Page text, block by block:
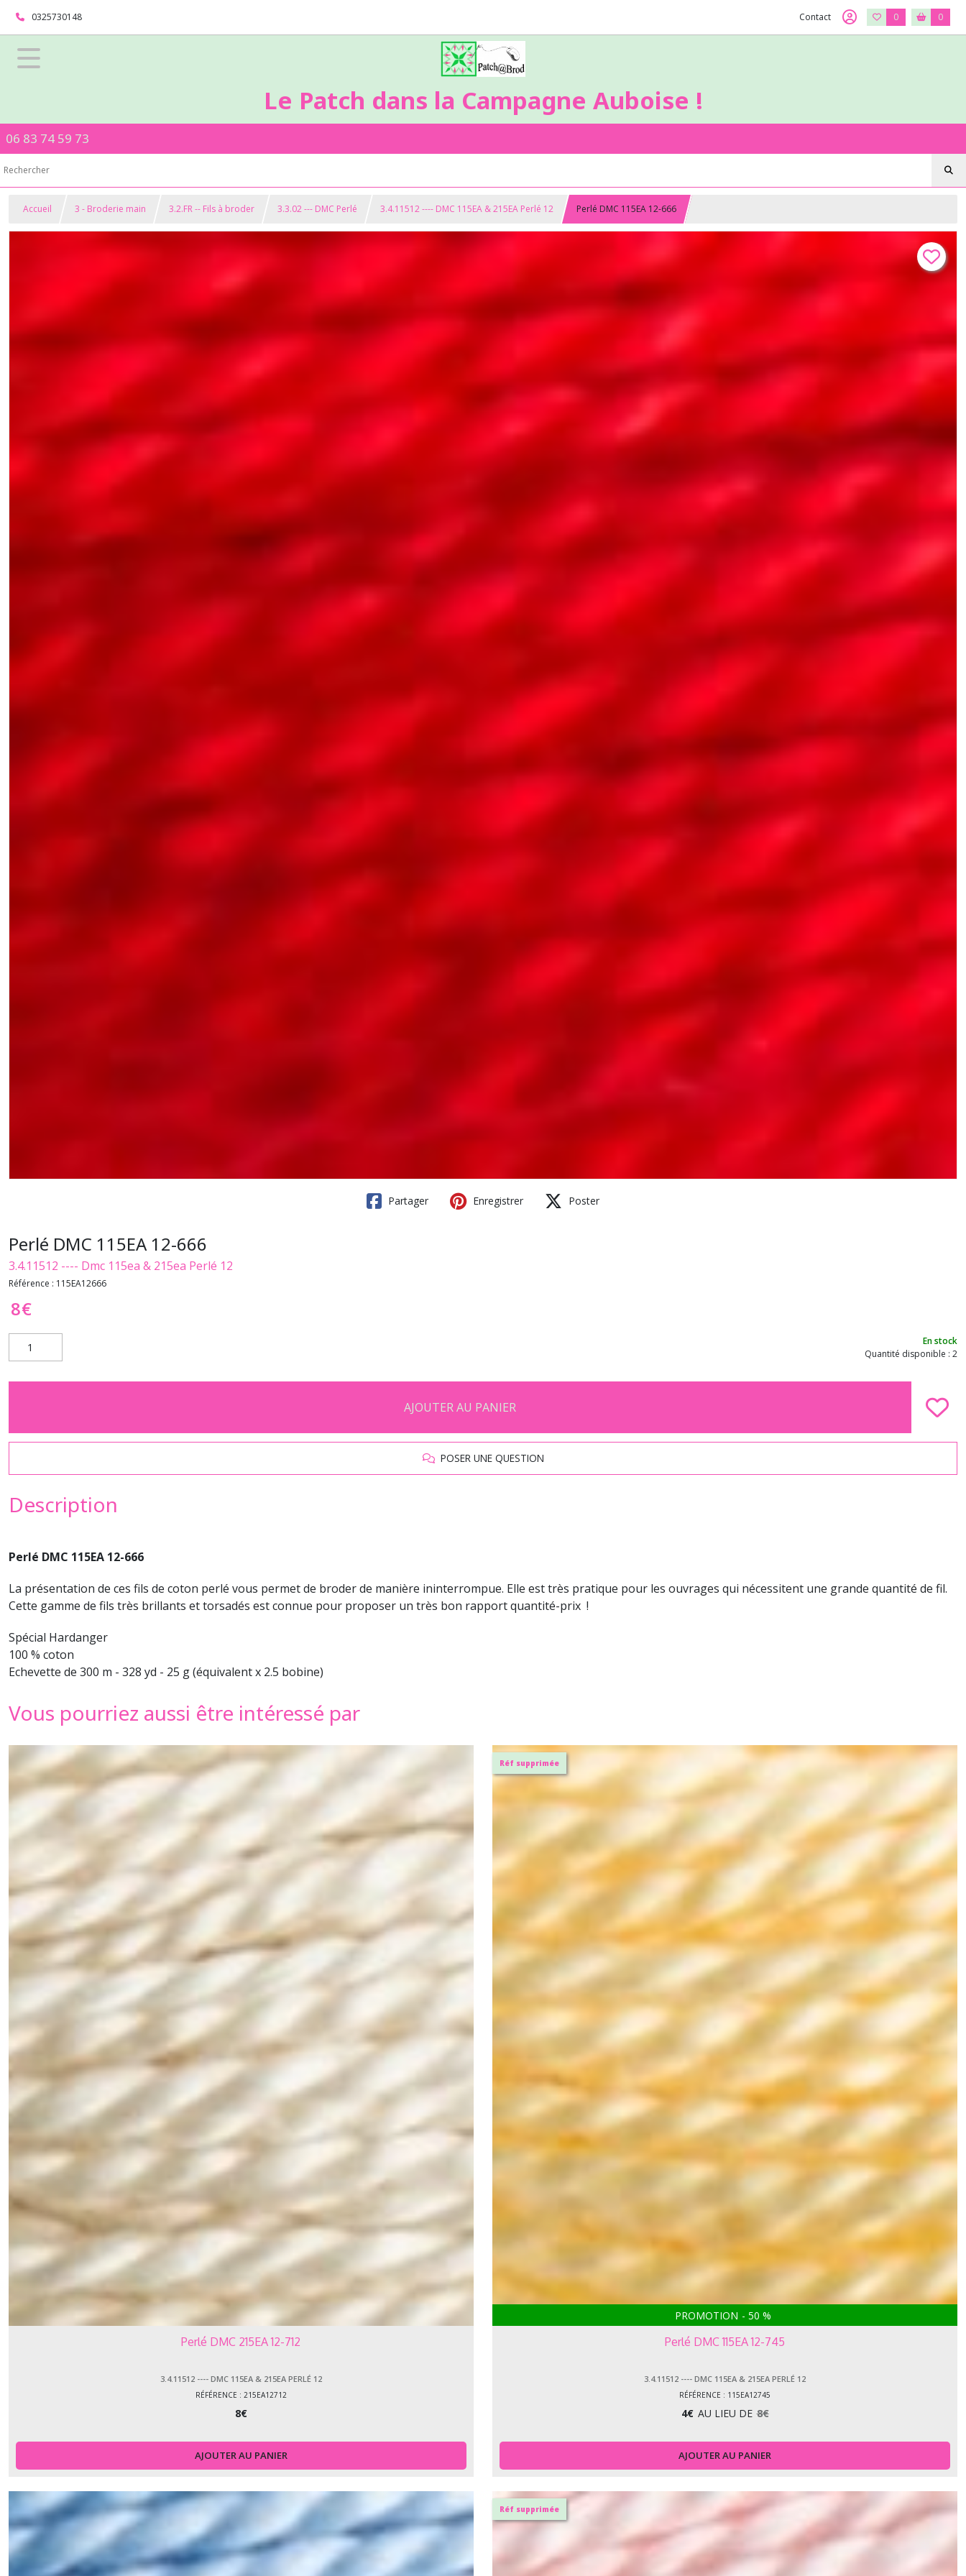
0325730148 Contact 0 0
Le Patch dans la Campagne Auboise !
06 83 74 59 73
Accueil 3 - Broderie main 3.2.FR -- Fils à broder 3.3.02 --- DMC Perlé 3.4.11512 ---- DMC 115EA & 215EA Perlé 12 Perlé DMC 115EA 12-666
Partager Enregistrer Poster
Perlé DMC 115EA 12-666
3.4.11512 ---- Dmc 115ea & 215ea Perlé 12
Référence : 115EA12666
8€
En stock
Quantité disponible : 2
AJOUTER AU PANIER
POSER UNE QUESTION
Description
Perlé DMC 115EA 12-666
La présentation de ces fils de coton perlé vous permet de broder de manière ininterrompue. Elle est très pratique pour les ouvrages qui nécessitent une grande quantité de fil.
Cette gamme de fils très brillants et torsadés est connue pour proposer un très bon rapport quantité-prix !
Spécial Hardanger
100 % coton
Echevette de 300 m - 328 yd - 25 g (équivalent x 2.5 bobine)
Vous pourriez aussi être intéressé par
Perlé DMC 215EA 12-712
3.4.11512 ---- DMC 115EA & 215EA PERLÉ 12
RÉFÉRENCE : 215EA12712
8€
AJOUTER AU PANIER
Réf supprimée
PROMOTION - 50 %
Perlé DMC 115EA 12-745
3.4.11512 ---- DMC 115EA & 215EA PERLÉ 12
RÉFÉRENCE : 115EA12745
4€ AU LIEU DE 8€
AJOUTER AU PANIER
Réf supprimée